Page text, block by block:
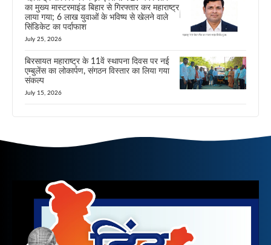
का मुख्य मास्टरमाइंड बिहार से गिरफ्तार कर महाराष्ट्र
लाया गया; 6 लाख युवाओं के भविष्य से खेलने वाले
सिंडिकेट का पर्दाफाश
July 25, 2026
बिरसायत महाराष्ट्र के 11वें स्थापना दिवस पर नई
एम्बुलेंस का लोकार्पण, संगठन विस्तार का लिया गया
संकल्प
July 15, 2026